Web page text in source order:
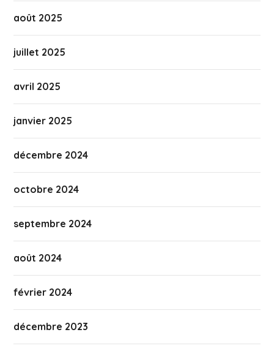
août 2025
juillet 2025
avril 2025
janvier 2025
décembre 2024
octobre 2024
septembre 2024
août 2024
février 2024
décembre 2023